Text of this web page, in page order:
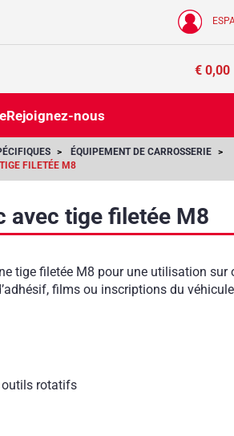
€ 0,00
Rejoignez-nous
ÉQUIPEMENT DE CARROSSERIE
FILETÉE M8
avec tige filetée M8
tige filetée M8 pour une utilisation sur
films ou inscriptions du
rotatifs